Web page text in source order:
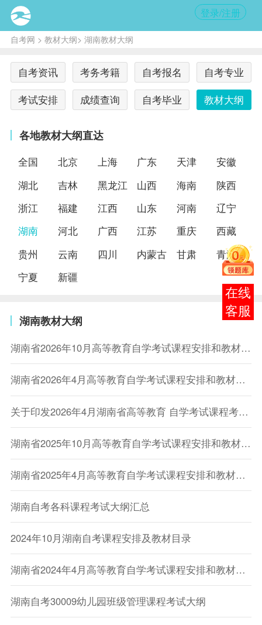
登录/注册
自考网 > 教材大纲> 湖南教材大纲
自考资讯 考务考籍 自考报名
自考专业
考试安排
成绩查询 自考毕业 教材大纲
各地教材大纲直达
全国 北京 上海 广东 天津
安徽
湖北
吉林 黑龙江 山西 海南
陕西
浙江
福建 江西 山东 河南
辽宁
湖南
河北 广西 江苏 重庆
西藏
贵州
云南 四川 内蒙古 甘肃
青海
宁夏
新疆
湖南教材大纲
湖南省2026年10月高等教育自学考试课程安排和教材变更汇总表
湖南省2026年4月高等教育自学考试课程安排和教材变更汇总表
关于印发2026年4月湖南省高等教育 自学考试课程考试安排及教材目录的通知
湖南省2025年10月高等教育自学考试课程安排和教材变更汇总表
湖南省2025年4月高等教育自学考试课程安排和教材变更汇总表
湖南自考各科课程考试大纲汇总
2024年10月湖南自考课程安排及教材目录
湖南省2024年4月高等教育自学考试课程安排和教材变更汇总
湖南自考30009幼儿园班级管理课程考试大纲
在线
客服